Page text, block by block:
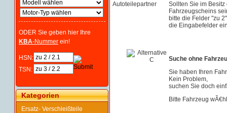
ODER Sie geben hier Ihre
KBA-Nummer ein!
HSN:
TSN:
Kategorien
Ersatz- Verschleißteile
Sollten Sie im Besitz
Fahrzeugscheins
bitte die Felder "zu
die Eingabefelder
Suche ohne
Sie haben Ihren
Kein Problem,
suchen Sie doch
Bitte Fahrzeug